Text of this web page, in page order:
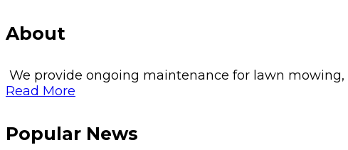
About
We provide ongoing maintenance for lawn
Read More
Popular News